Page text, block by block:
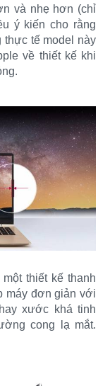
và nhẹ hơn (chỉ
ý kiến cho rằng
thực tế model này
về thiết kế khi
thiết kế thanh
máy đơn giản với
xước khá tinh
cong lạ mắt.